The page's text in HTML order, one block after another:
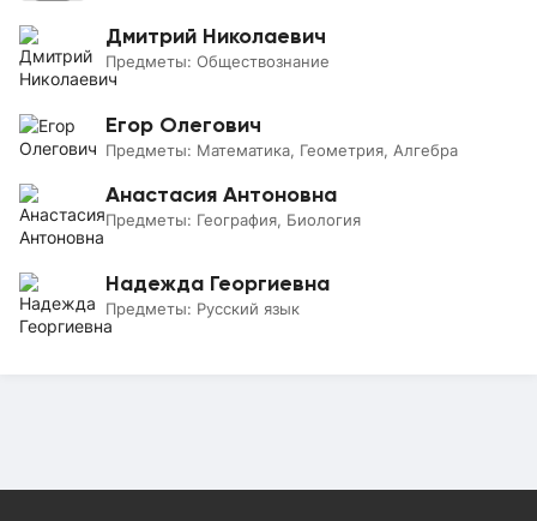
Дмитрий Николаевич
Предметы: Обществознание
Егор Олегович
Предметы: Математика, Геометрия, Алгебра
Анастасия Антоновна
Предметы: География, Биология
Надежда Георгиевна
Предметы: Русский язык